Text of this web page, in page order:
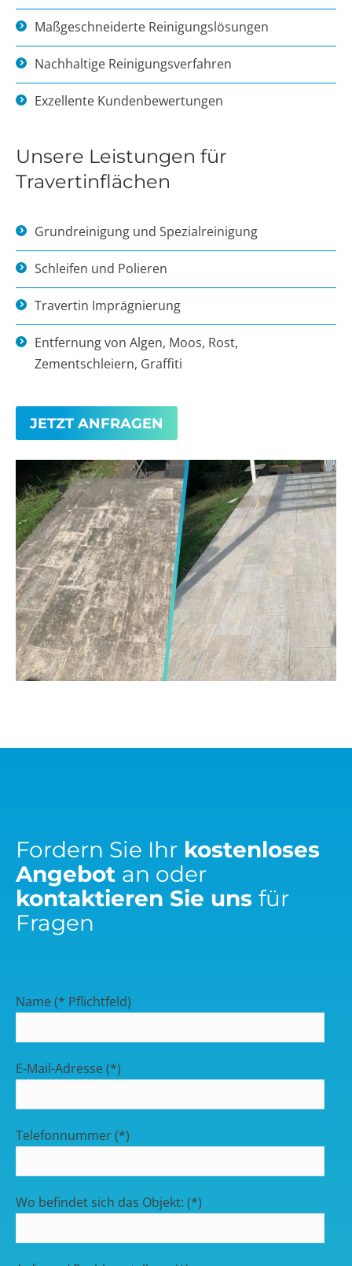
Maßgeschneiderte Reinigungslösungen
Nachhaltige Reinigungsverfahren
Exzellente Kundenbewertungen
Unsere Leistungen für
Travertinflächen
Grundreinigung und Spezialreinigung
Schleifen und Polieren
Travertin Imprägnierung
Entfernung von Algen, Moos, Rost,
Zementschleiern, Graffiti
JETZT ANFRAGEN
Fordern Sie Ihr kostenloses
Angebot an oder
kontaktieren Sie uns für
Fragen
Name (* Pflichtfeld)
E-Mail-Adresse (*)
Telefonnummer (*)
Wo befindet sich das Objekt: (*)